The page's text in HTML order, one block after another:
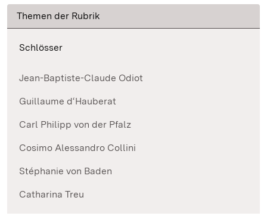
Themen der Rubrik
Schlösser
Jean-Baptiste-Claude Odiot
Guillaume d‘Hauberat
Carl Philipp von der Pfalz
Cosimo Alessandro Collini
Stéphanie von Baden
Catharina Treu